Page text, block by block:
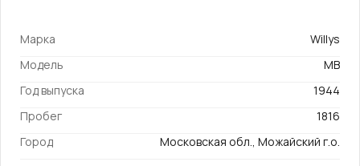
Марка
Willys
Модель
MB
Год выпуска
1944
Пробег
1816
Город
Московская обл., Можайский г.о.